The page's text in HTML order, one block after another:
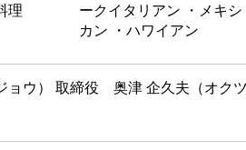
理
ークイタリアン ・メキシ
カン ・ハワイアン
ョウ） 取締役 奥津 企久夫（オ